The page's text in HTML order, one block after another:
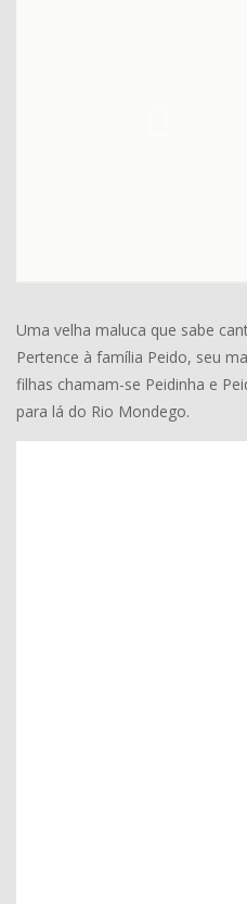
Uma velha maluca que sabe
Pertence à família Peido, seu
filhas chamam-se Peidinha e
para lá do Rio Mondego.